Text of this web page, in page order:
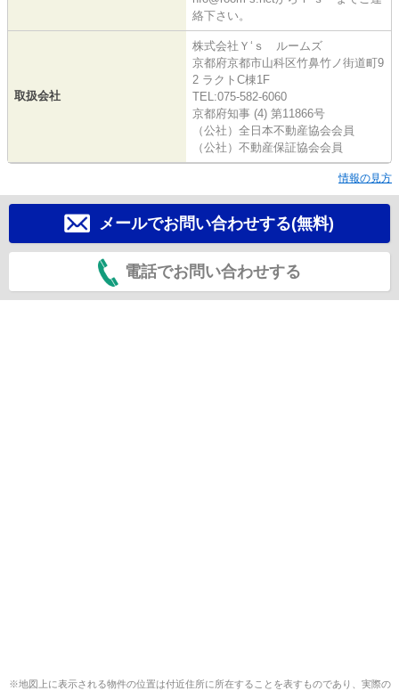
絡下さい。
取扱会社
株式会社Ｙ‘ｓ ルームズ
京都府京都市山科区竹鼻竹ノ街道町9
2 ラクトC棟1F
TEL:075-582-6060
京都府知事 (4) 第11866号
（公社）全日本不動産協会会員
（公社）不動産保証協会会員
情報の見方
メールでお問い合わせする(無料)
電話でお問い合わせする
※地図上に表示される物件の位置は付近住所に所在することを表すものであり、実際の